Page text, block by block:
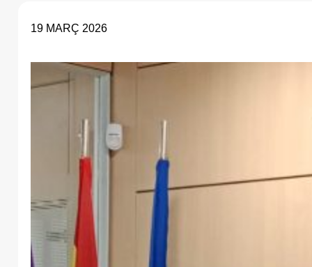
19 MARÇ 2026